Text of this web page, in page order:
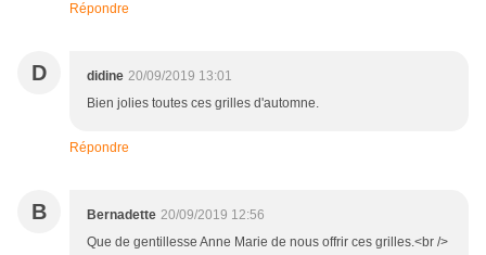
Répondre
D didine 20/09/2019 13:01
Bien jolies toutes ces grilles d'automne.
Répondre
B Bernadette 20/09/2019 12:56
Que de gentillesse Anne Marie de nous offrir ces grilles.<br />